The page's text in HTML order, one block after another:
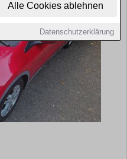
Alle Cookies ablehnen
Datenschutzerklärung